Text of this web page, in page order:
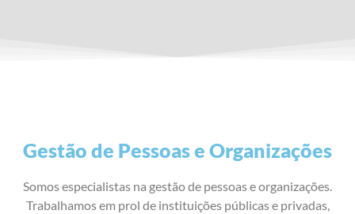
Gestão de Pessoas e Organizações
Somos especialistas na gestão de pessoas e organizações.
Trabalhamos em prol de instituições públicas e privadas,